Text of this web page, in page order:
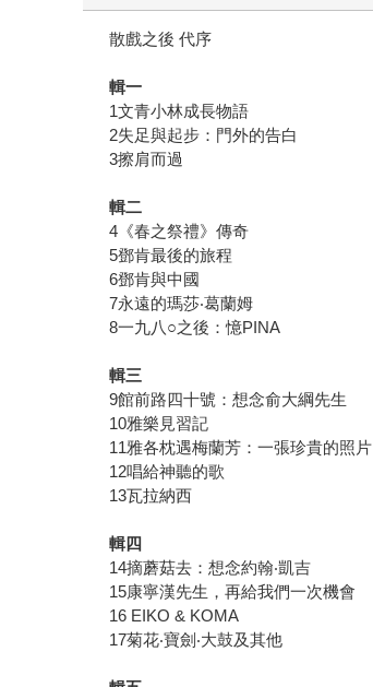
散戲之後 代序
輯一
1文青小林成長物語
2失足與起步：門外的告白
3擦肩而過
輯二
4《春之祭禮》傳奇
5鄧肯最後的旅程
6鄧肯與中國
7永遠的瑪莎‧葛蘭姆
8一九八○之後：憶PINA
輯三
9館前路四十號：想念俞大綱先生
10雅樂見習記
11雅各枕遇梅蘭芳：一張珍貴的照片
12唱給神聽的歌
13瓦拉納西
輯四
14摘蘑菇去：想念約翰‧凱吉
15康寧漢先生，再給我們一次機會
16 EIKO & KOMA
17菊花‧寶劍‧大鼓及其他